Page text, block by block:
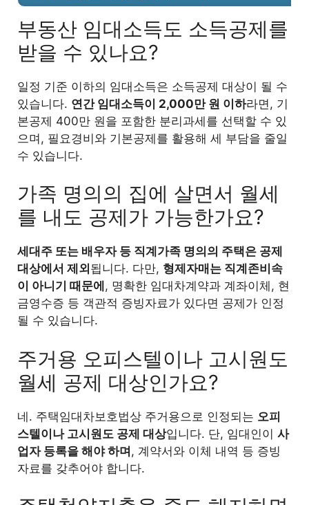
부동산 임대소득도 소득공제를
받을 수 있나요?
일정 기준 이하의 임대소득은 소득공제 대상이 될 수
있습니다. 연간 임대소득이 2,000만 원 이하라면, 기
본공제 400만 원을 포함한 분리과세를 선택할 수 있
으며, 필요경비와 기본공제를 활용해 세 부담을 줄일
수 있습니다.
가족 명의의 집에 살면서 월세
를 내도 공제가 가능한가요?
세대주 또는 배우자 등 직계가족 명의의 주택은 공제
대상에서 제외 됩니다. 다만, 형제자매는 직계존비속
이 아니기 때문에 , 명확한 임대차계약과 계좌이체, 현
금영수증 등 객관적 증빙자료가 있다면 공제가 인정
될 수 있습니다.
주거용 오피스텔이나 고시원도
월세 공제 대상인가요?
네. 주택임대차보호법상 주거용으로 인정되는 오피
스텔이나 고시원도 공제 대상입니다. 단, 임대인이 사
업자 등록을 해야 하며, 계약서와 이체 내역 등 증빙
자료를 갖추어야 합니다.